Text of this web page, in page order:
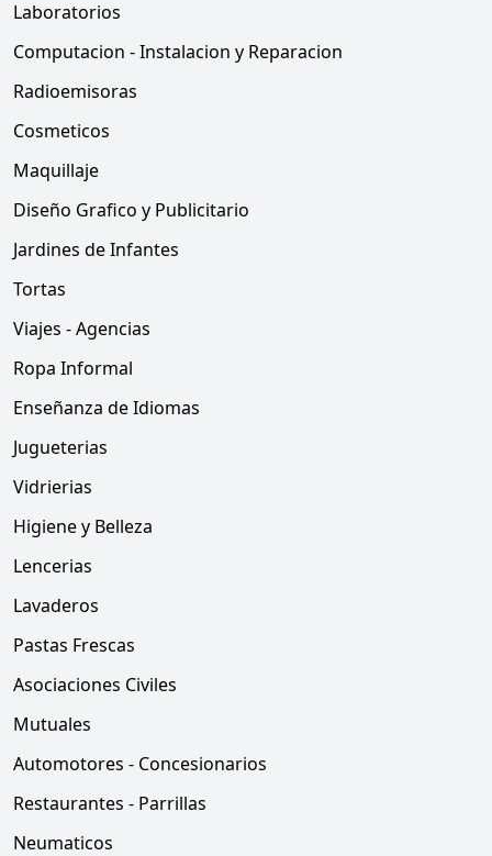
Laboratorios
Computacion - Instalacion y Reparacion
Radioemisoras
Cosmeticos
Maquillaje
Diseño Grafico y Publicitario
Jardines de Infantes
Tortas
Viajes - Agencias
Ropa Informal
Enseñanza de Idiomas
Jugueterias
Vidrierias
Higiene y Belleza
Lencerias
Lavaderos
Pastas Frescas
Asociaciones Civiles
Mutuales
Automotores - Concesionarios
Restaurantes - Parrillas
Neumaticos